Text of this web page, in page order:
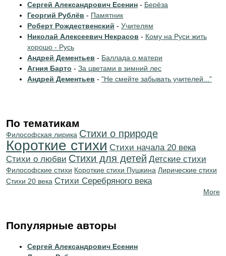
Сергей Александрович Есенин - Берёза
Георгий Рублёв - Памятник
Роберт Рождественский - Учителям
Николай Алексеевич Некрасов - Кому на Руси жить
хорошо - Русь
Андрей Дементьев - Баллада о матери
Агния Барто - За цветами в зимний лес
Андрей Дементьев - "Не смейте забывать учителей..."
По тематикам
Философская лирика Стихи о природе
Короткие стихи Cтихи начала 20 века
Стихи о любви Стихи для детей Детские стихи
Философские стихи Короткие стихи Пушкина Лирические стихи
Стихи 20 века Cтихи Серебряного века
More
Популярные авторы
Сергей Александрович Есенин